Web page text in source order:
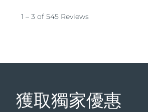
獲取獨家優惠